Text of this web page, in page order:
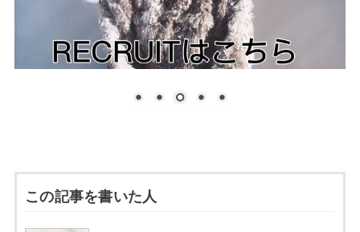
この記事を書いた人